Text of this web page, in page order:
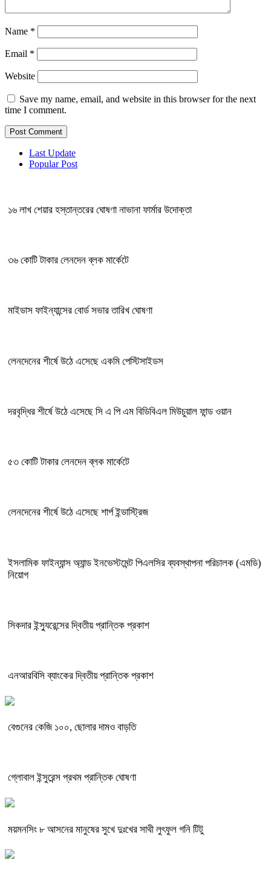
Name *
Email *
Website
Save my name, email, and website in this browser for the next
time I comment.
Last Update
Popular Post
১৬ লাখ শেয়ার হস্তান্তরের ঘোষণা নাভানা ফার্মার উদোক্তা
৩৬ কোটি টাকার লেনদেন ব্লক মার্কেটে
মাইডাস ফাইন্যান্সের বোর্ড সভার তারিখ ঘোষণা
লেনদেনের শীর্ষে উঠে এসেছে একমি পেস্টিসাইডস
দরবৃদ্ধির শীর্ষে উঠে এসেছে সি এ পি এম বিডিবিএল মিউচুয়াল ফান্ড ওয়ান
৫৩ কোটি টাকার লেনদেন ব্লক মার্কেটে
লেনদেনের শীর্ষে উঠে এসেছে শার্প ইন্ডাস্ট্রিজ
ইসলামিক ফাইন্যান্স অ্যান্ড ইনভেস্টমেন্ট পিএলসির ব্যবস্থাপনা পরিচালক (এমডি)
নিয়োগ
সিকদার ইন্স্যুরেন্সের দ্বিতীয় প্রান্তিক প্রকাশ
এনআরবিসি ব্যাংকের দ্বিতীয় প্রান্তিক প্রকাশ
বেগুনের কেজি ১০০, ছোলার দামও বাড়তি
গ্লোবাল ইন্সুরেন্স প্রথম প্রান্তিক ঘোষণা
ময়মনসিং ৮ আসনের মানুষের সুখে দুঃখের সাথী লুৎফুল গনি টিটু